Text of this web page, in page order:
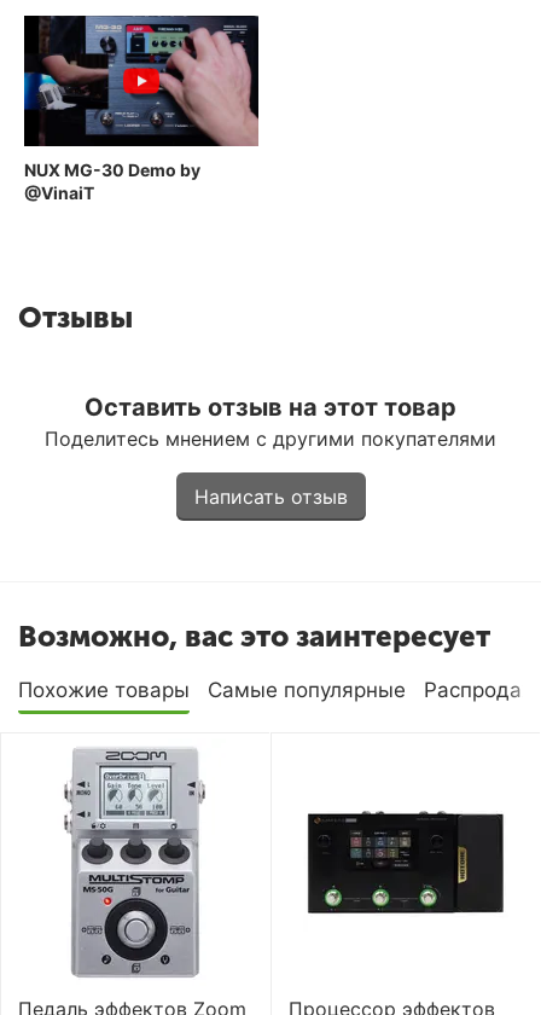
NUX MG-30 Demo by
@VinaiT
Отзывы
Оставить отзыв на этот товар
Поделитесь мнением с другими покупателями
Написать отзыв
Возможно, вас это заинтересует
Похожие товары Самые популярные
Педаль эффектов Zoom
Процессор эффектов